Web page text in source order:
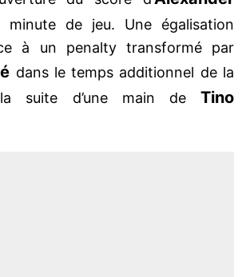
de jeu. Une égalisation
à un penalty transformé par
dans le temps additionnel de la
suite d’une main de Tino